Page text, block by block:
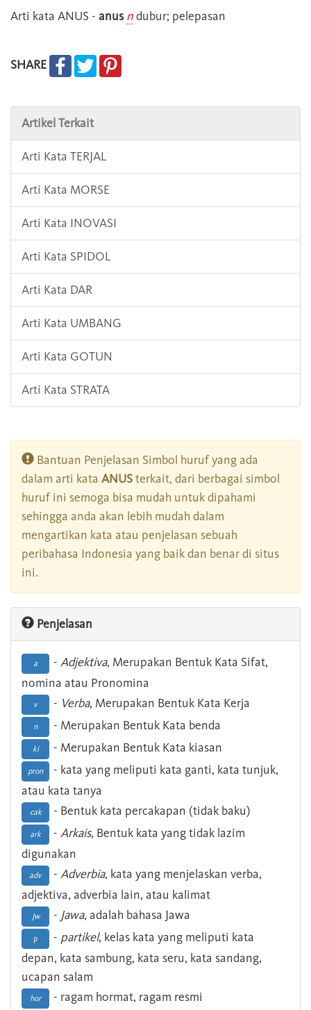
Arti kata ANUS - anus ndubur; pelepasan
SHARE
Artikel Terkait
Arti Kata TERJAL
Arti Kata MORSE
Arti Kata INOVASI
Arti Kata SPIDOL
Arti Kata DAR
Arti Kata UMBANG
Arti Kata GOTUN
Arti Kata STRATA
Bantuan Penjelasan Simbol huruf yang ada
dalam arti kata ANUSterkait, dari berbagai simbol
huruf ini semoga bisa mudah untuk dipahami
sehingga anda akan lebih mudah dalam
mengartikan kata atau penjelasan sebuah
peribahasa Indonesia yang baik dan benar di situs
ini.
Penjelasan
a - Adjektiva, Merupakan Bentuk Kata Sifat,
nomina atau Pronomina
v - Verba, Merupakan Bentuk Kata Kerja
n - Merupakan Bentuk Kata benda
ki - Merupakan Bentuk Kata kiasan
pron
- kata yang meliputi kata ganti, kata tunjuk,
atau kata tanya
cak - Bentuk kata percakapan (tidak baku)
ark - Arkais, Bentuk kata yang tidak lazim
digunakan
adv - Adverbia, kata yang menjelaskan verba,
adjektiva, adverbia lain, atau kalimat
Jw - Jawa, adalah bahasa Jawa
p - partikel, kelas kata yang meliputi kata
depan, kata sambung, kata seru, kata sandang,
ucapan salam
hor - ragam hormat, ragam resmi